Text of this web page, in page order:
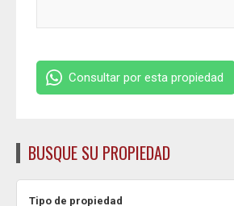
Consultar por esta propiedad
BUSQUE SU PROPIEDAD
Tipo de propiedad